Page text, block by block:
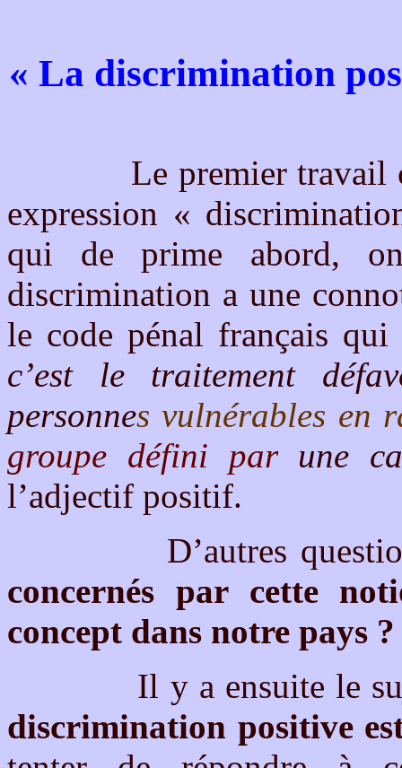
« La discrimination
Le premier travail
expression «
qui de prime abord,
discrimination a une
le code pénal français
c’est le traitement
personnes vulnérables en
groupe défini par une
l’adjectif positif.
D’autres
concernés par cette
concept dans notre pays
Il y a ensuite le
discrimination positive